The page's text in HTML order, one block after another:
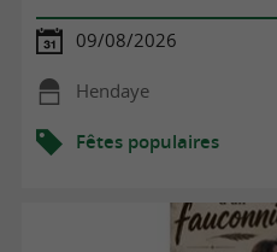
09/08/2026
Hendaye
Fêtes populaires